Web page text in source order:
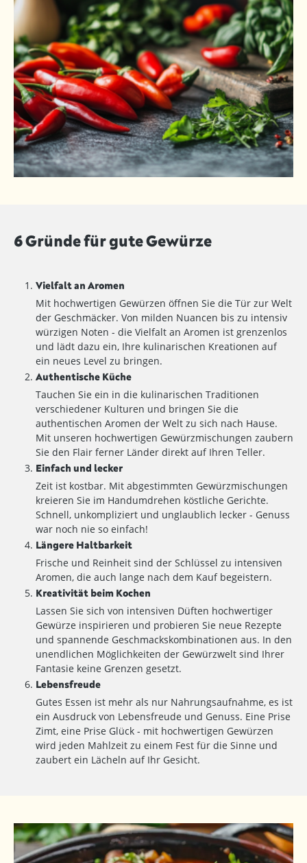
6 Gründe für gute Gewürze
Vielfalt an Aromen
Mit hochwertigen Gewürzen öffnen Sie die Tür zur Welt
der Geschmäcker. Von milden Nuancen bis zu intensiv
würzigen Noten - die Vielfalt an Aromen ist grenzenlos
und lädt dazu ein, Ihre kulinarischen Kreationen auf
ein neues Level zu bringen.
Authentische Küche
Tauchen Sie ein in die kulinarischen Traditionen
verschiedener Kulturen und bringen Sie die
authentischen Aromen der Welt zu sich nach Hause.
Mit unseren hochwertigen Gewürzmischungen zaubern
Sie den Flair ferner Länder direkt auf Ihren Teller.
Einfach und lecker
Zeit ist kostbar. Mit abgestimmten Gewürzmischungen
kreieren Sie im Handumdrehen köstliche Gerichte.
Schnell, unkompliziert und unglaublich lecker - Genuss
war noch nie so einfach!
Längere Haltbarkeit
Frische und Reinheit sind der Schlüssel zu intensiven
Aromen, die auch lange nach dem Kauf begeistern.
Kreativität beim Kochen
Lassen Sie sich von intensiven Düften hochwertiger
Gewürze inspirieren und probieren Sie neue Rezepte
und spannende Geschmackskombinationen aus. In den
unendlichen Möglichkeiten der Gewürzwelt sind Ihrer
Fantasie keine Grenzen gesetzt.
Lebensfreude
Gutes Essen ist mehr als nur Nahrungsaufnahme, es ist
ein Ausdruck von Lebensfreude und Genuss. Eine Prise
Zimt, eine Prise Glück - mit hochwertigen Gewürzen
wird jeden Mahlzeit zu einem Fest für die Sinne und
zaubert ein Lächeln auf Ihr Gesicht.